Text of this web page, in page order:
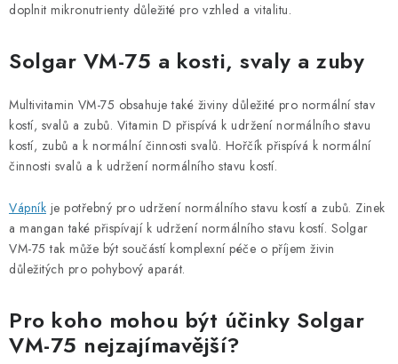
doplnit mikronutrienty důležité pro vzhled a vitalitu.
Solgar VM-75 a kosti, svaly a zuby
Multivitamin VM-75 obsahuje také živiny důležité pro normální stav
kostí, svalů a zubů. Vitamin D přispívá k udržení normálního stavu
kostí, zubů a k normální činnosti svalů. Hořčík přispívá k normální
činnosti svalů a k udržení normálního stavu kostí.
Vápník je potřebný pro udržení normálního stavu kostí a zubů. Zinek
a mangan také přispívají k udržení normálního stavu kostí. Solgar
VM-75 tak může být součástí komplexní péče o příjem živin
důležitých pro pohybový aparát.
Pro koho mohou být účinky Solgar
VM-75 nejzajímavější?